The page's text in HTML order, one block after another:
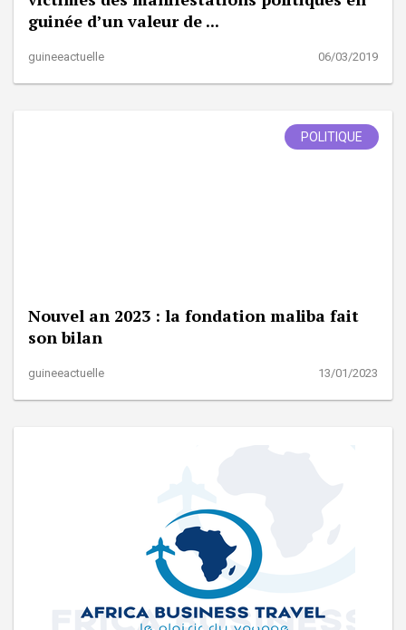
guinée d’un valeur de ...
guineeactuelle 06/03/2019
POLITIQUE
Nouvel an 2023 : la fondation maliba fait
son bilan
guineeactuelle 13/01/2023